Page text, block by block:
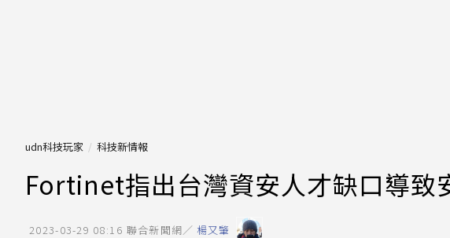
udn科技玩家 科技新情報
Fortinet指出台灣資安人才缺口導致
2023-03-29 08:16 聯合新聞網／ 楊又肇